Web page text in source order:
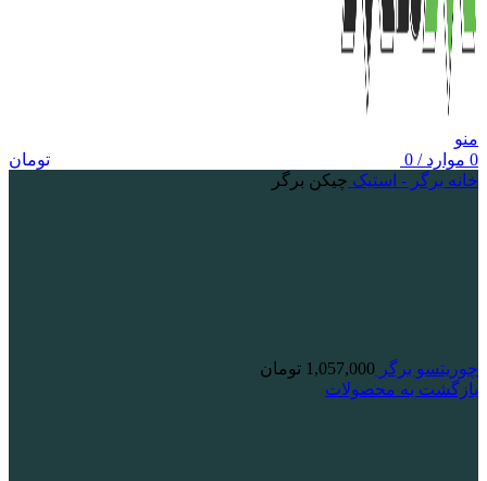
منو
0 موارد /
0
تومان
خانه برگر - استیک چیکن برگر
چوریتسو برگر 1,057,000 تومان
بازگشت به محصولات